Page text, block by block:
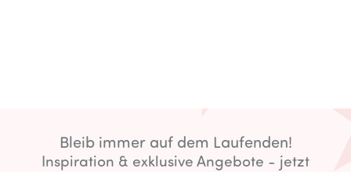
Bleib immer auf dem Laufenden!
Inspiration & exklusive Angebote - jetzt